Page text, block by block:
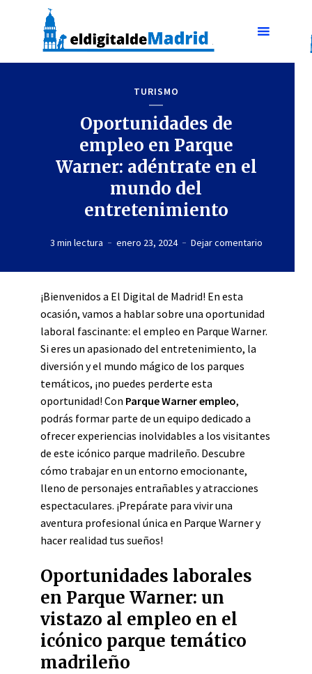
TURISMO
Oportunidades de
empleo en Parque
Warner: adéntrate en el
mundo del
entretenimiento
3 min lectura enero 23, 2024 Dejar comentario
¡Bienvenidos a El Digital de Madrid! En esta
ocasión, vamos a hablar sobre una oportunidad
laboral fascinante: el empleo en Parque Warner.
Si eres un apasionado del entretenimiento, la
diversión y el mundo mágico de los parques
temáticos, ¡no puedes perderte esta
oportunidad! Con Parque Warner empleo,
podrás formar parte de un equipo dedicado a
ofrecer experiencias inolvidables a los visitantes
de este icónico parque madrileño. Descubre
cómo trabajar en un entorno emocionante,
lleno de personajes entrañables y atracciones
espectaculares. ¡Prepárate para vivir una
aventura profesional única en Parque Warner y
hacer realidad tus sueños!
Oportunidades laborales
en Parque Warner: un
vistazo al empleo en el
icónico parque temático
madrileño